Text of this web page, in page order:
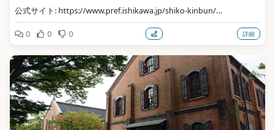
公式サイト: https://www.pref.ishikawa.jp/shiko-kinbun/
写真: 663highland / CC BY 2.5（Wikimedia Commons）
地点データ: Wikidata (CC0)
0 0 0 詳細